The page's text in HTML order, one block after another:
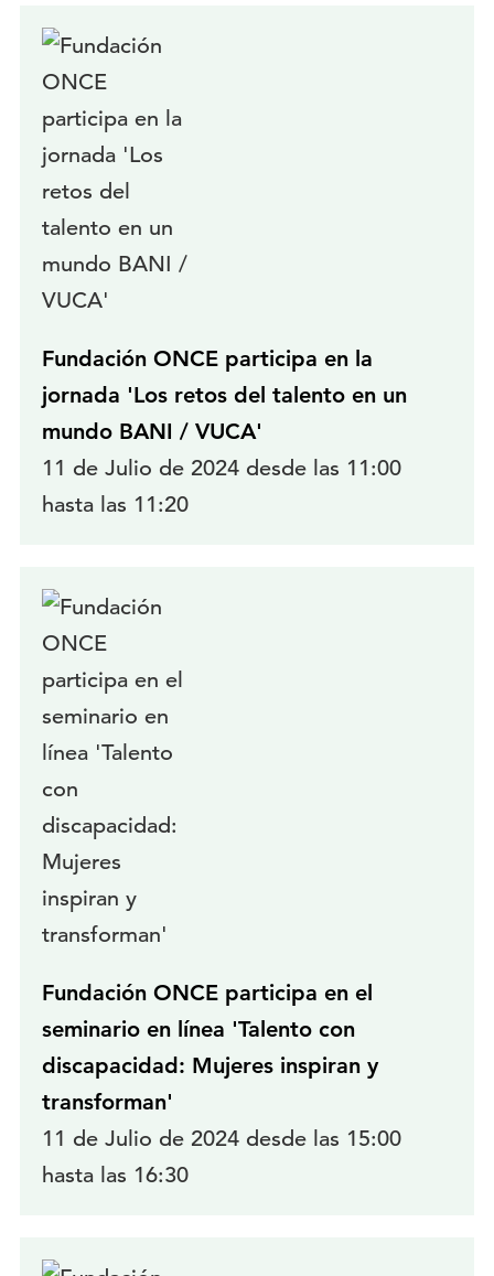
Fundación ONCE participa en la
jornada 'Los retos del talento en un
mundo BANI / VUCA'
11 de Julio de 2024 desde las 11:00
hasta las 11:20
Fundación ONCE participa en el
seminario en línea 'Talento con
discapacidad: Mujeres inspiran y
transforman'
11 de Julio de 2024 desde las 15:00
hasta las 16:30